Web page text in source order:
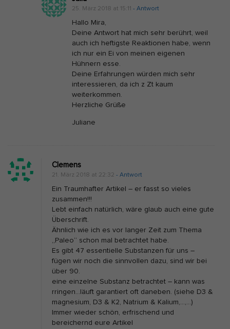
25. März 2018 at 15:11 - Antwort
Hallo Mira,
Deine Antwort hat mich sehr berührt, weil
auch ich heftigste Reaktionen habe, wenn
ich nur ein Ei von meinen eigenen
Hühnern esse.
Deine Erfahrungen würden mich sehr
interessieren, da ich z Zt kaum
weiterkommen.
Herzliche Grüße
Juliane
Clemens
21. März 2018 at 22:32 - Antwort
Ein Traumhafter Artikel – er fasst so vieles
zusammen!!!
Lebt einfach natürlich, wäre glaub auch eine gute
Überschrift.
Ähnlich wie ich es vor langer Zeit zum Thema
„Paleo“ schon mal betrachtet habe.
Es gibt 47 essentielle Substanzen für uns –
fügen wir noch die sinnvollen dazu, sind wir bei
über 90.
eine einzelne Substanz betrachtet – kann was
rringen…läuft garantiert oft daneben. (siehe D3 &
magnesium, D3 & K2, Natrium & Kalium,…,…)
Immer wieder schön, erfrischend und
bereichernd eure Artikel